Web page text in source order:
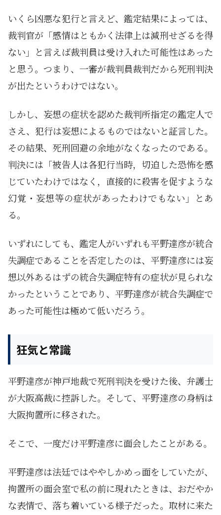
いくら凶悪な犯行と言えど、鑑定結果によっては、
裁判官が「感情はともかく法律上は減刑せざるを得
ない」と言えば裁判員は受け入れた可能性はあった
と思う。つまり、一審が裁判員裁判だから死刑判決
が出たというわけではない。
しかし、妄想の症状を認めた裁判所指定の鑑定人で
さえ、犯行は妄想によるものではないと証言した。
その結果、死刑回避の余地がなくなったのである。
判決には「被告人は各犯行当時，切迫した恐怖を感
じていたわけではなく，直接的に殺害を促すような
幻覚・妄想等の症状があったわけでもない」とあ
る。
いずれにしても、鑑定人がいずれも平野達彦が統合
失調症であることを否定したのは、平野達彦には妄
想以外あるはずの統合失調症特有の症状が見られな
かったということであり、平野達彦が統合失調症で
あった可能性は極めて低いだろう。
狂気と常識
平野達彦が神戸地裁で死刑判決を受けた後、弁護士
が大阪高裁に控訴した。そして、平野達彦の身柄は
大阪拘置所に移された。
そこで、一度だけ平野達彦に面会したことがある。
平野達彦は法廷ではややしかめっ面をしていたが、
拘置所の面会室で私の前に現れたときは、おだやか
な表情で、落ち着いている様子だった。取材に来た